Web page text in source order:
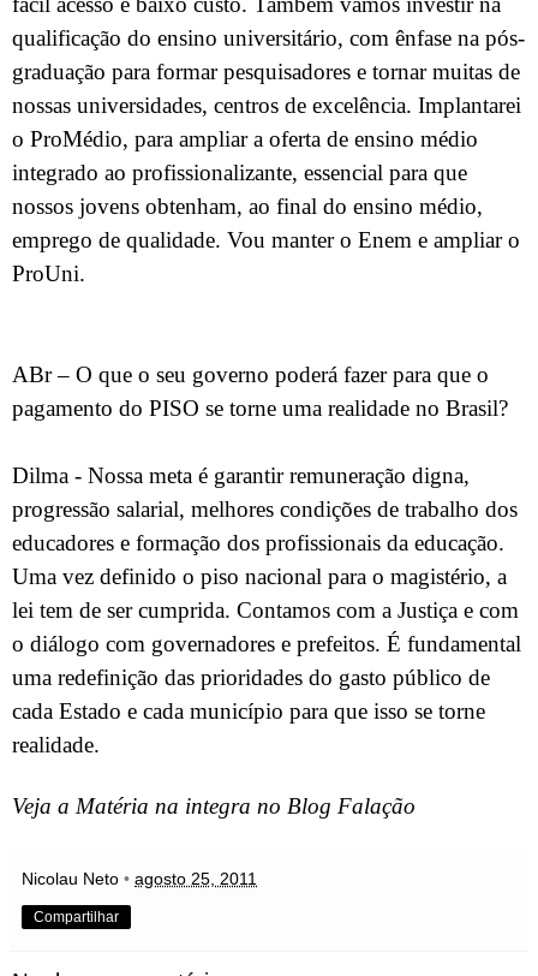
qualificação do ensino universitário, com ênfase na pós-
graduação para formar pesquisadores e tornar muitas de
nossas universidades, centros de excelência. Implantarei
o ProMédio, para ampliar a oferta de ensino médio
integrado ao profissionalizante, essencial para que
nossos jovens obtenham, ao final do ensino médio,
emprego de qualidade. Vou manter o Enem e ampliar o
ProUni.
ABr – O que o seu governo poderá fazer para que o
pagamento do PISO se torne uma realidade no Brasil?
Dilma - Nossa meta é garantir remuneração digna,
progressão salarial, melhores condições de trabalho dos
educadores e formação dos profissionais da educação.
Uma vez definido o piso nacional para o magistério, a
lei tem de ser cumprida. Contamos com a Justiça e com
o diálogo com governadores e prefeitos. É fundamental
uma redefinição das prioridades do gasto público de
cada Estado e cada município para que isso se torne
realidade.
Veja a Matéria na integra no Blog Falação
Nicolau Neto • agosto 25, 2011
Compartilhar